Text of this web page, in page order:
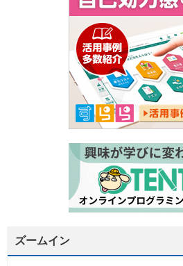
ズームイン